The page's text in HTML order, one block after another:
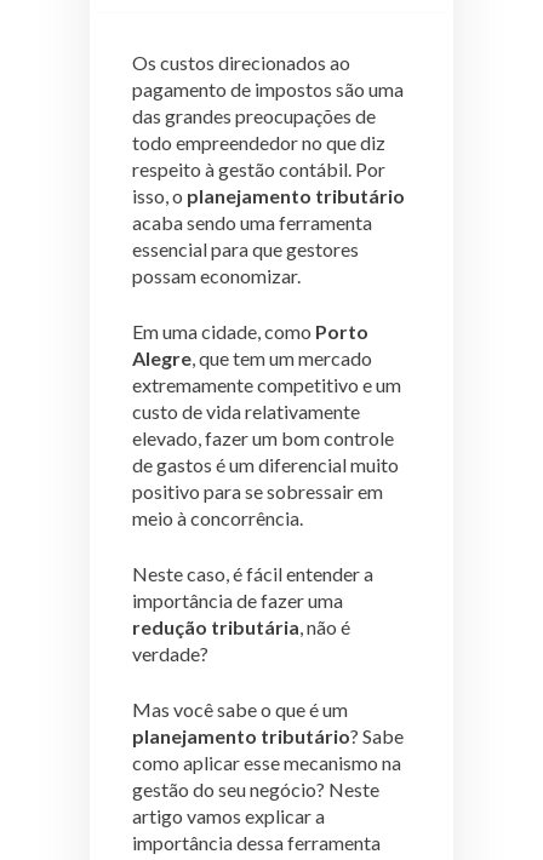
Os custos direcionados ao
pagamento de impostos são uma
das grandes preocupações de
todo empreendedor no que diz
respeito à gestão contábil. Por
isso, o planejamento tributário
acaba sendo uma ferramenta
essencial para que gestores
possam economizar.
Em uma cidade, como Porto
Alegre , que tem um mercado
extremamente competitivo e um
custo de vida relativamente
elevado, fazer um bom controle
de gastos é um diferencial muito
positivo para se sobressair em
meio à concorrência.
Neste caso, é fácil entender a
importância de fazer uma
redução tributária , não é
verdade?
Mas você sabe o que é um
planejamento tributário? Sabe
como aplicar esse mecanismo na
gestão do seu negócio? Neste
artigo vamos explicar a
importância dessa ferramenta